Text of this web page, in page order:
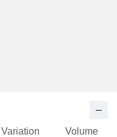
Variation
Volume